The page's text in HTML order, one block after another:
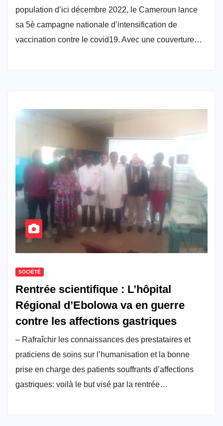
population d’ici décembre 2022, le Cameroun lance
sa 5è campagne nationale d’intensification de
vaccination contre le covid19. Avec une couverture…
SOCIÉTÉ
Rentrée scientifique : L’hôpital
Régional d’Ebolowa va en guerre
contre les affections gastriques
– Rafraîchir les connaissances des prestataires et
praticiens de soins sur l’humanisation et la bonne
prise en charge des patients souffrants d’affections
gastriques: voilà le but visé par la rentrée…